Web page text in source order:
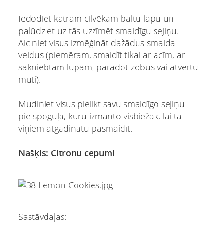
Iedodiet katram cilvēkam baltu lapu un
palūdziet uz tās uzzīmēt smaidīgu sejiņu.
Aiciniet visus izmēģināt dažādus smaida
veidus (piemēram, smaidīt tikai ar acīm, ar
sakniebtām lūpām, parādot zobus vai atvērtu
muti).
Mudiniet visus pielikt savu smaidīgo sejiņu
pie spoguļa, kuru izmanto visbiežāk, lai tā
viņiem atgādinātu pasmaidīt.
Našķis: Citronu cepumi
Sastāvdaļas: